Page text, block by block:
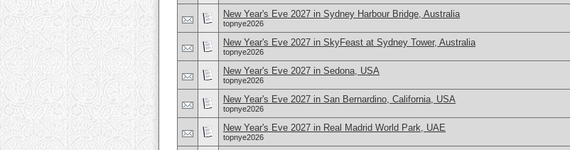
New Year's Eve 2027 in Sydney Harbour Bridge, Australia
topnye2026
New Year's Eve 2027 in SkyFeast at Sydney Tower, Australia
topnye2026
New Year's Eve 2027 in Sedona, USA
topnye2026
New Year's Eve 2027 in San Bernardino, California, USA
topnye2026
New Year's Eve 2027 in Real Madrid World Park, UAE
topnye2026